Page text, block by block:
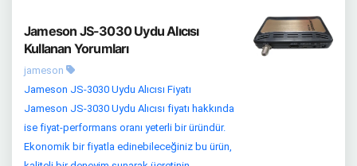
Jameson JS-3030 Uydu Alıcısı
Kullanan Yorumları
jameson
Jameson JS-3030 Uydu Alıcısı Fiyatı
Jameson JS-3030 Uydu Alıcısı fiyatı hakkında
ise fiyat-performans oranı yeterli bir üründür.
Ekonomik bir fiyatla edinebileceğiniz bu ürün,